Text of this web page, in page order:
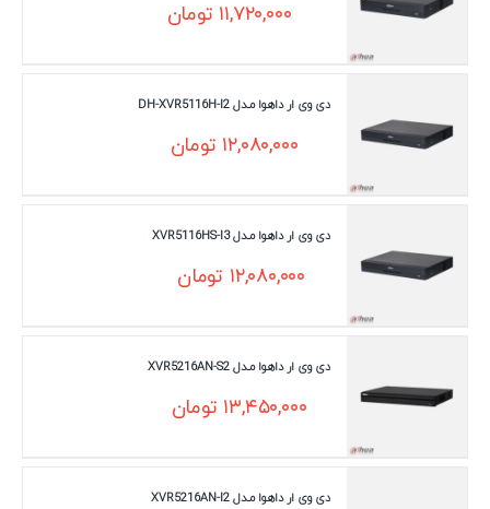
۱۱,۷۲۰,۰۰۰ تومان
دی وی ار داهوا مـدل DH-XVR5116H-I2
۱۲,۰۸۰,۰۰۰ تومان
دی وی ار داهوا مـدل XVR5116HS-I3
۱۲,۰۸۰,۰۰۰ تومان
دی وی ار داهوا مـدل XVR5216AN-S2
۱۳,۴۵۰,۰۰۰ تومان
دی وی ار داهوا مـدل XVR5216AN-I2